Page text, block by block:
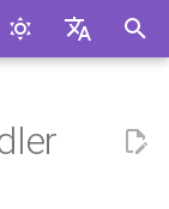
Русский